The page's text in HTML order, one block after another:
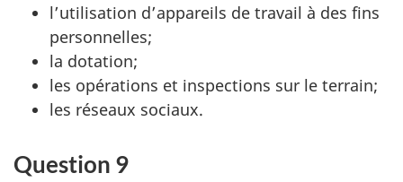
l’utilisation d’appareils de travail à des fins
personnelles;
la dotation;
les opérations et inspections sur le terrain;
les réseaux sociaux.
Question 9